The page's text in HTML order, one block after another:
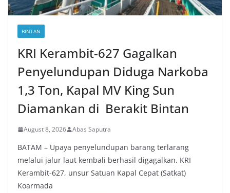
BINTAN
KRI Kerambit-627 Gagalkan
Penyelundupan Diduga Narkoba
1,3 Ton, Kapal MV King Sun
Diamankan di Berakit Bintan
August 8, 2026 Abas Saputra
BATAM – Upaya penyelundupan barang terlarang
melalui jalur laut kembali berhasil digagalkan. KRI
Kerambit-627, unsur Satuan Kapal Cepat (Satkat)
Koarmada